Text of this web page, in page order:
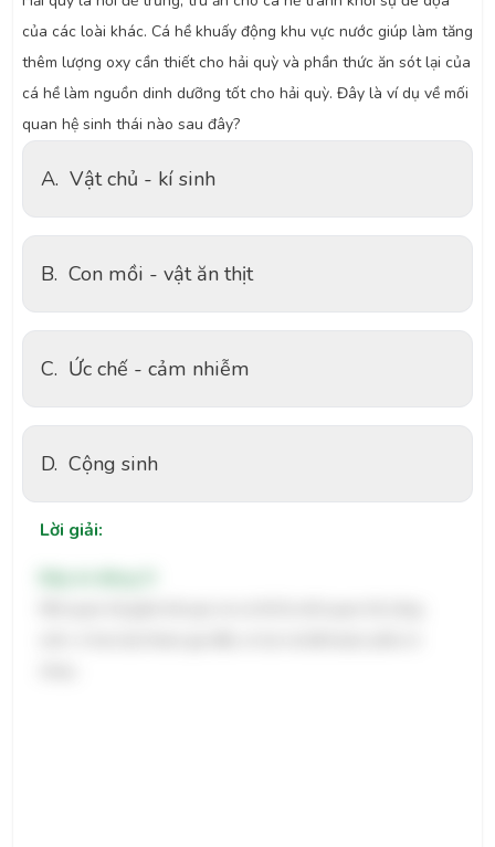
của các loài khác. Cá hề khuấy động khu vực nước giúp làm tăng
thêm lượng oxy cần thiết cho hải quỳ và phần thức ăn sót lại của
cá hề làm nguồn dinh dưỡng tốt cho hải quỳ. Đây là ví dụ về mối
quan hệ sinh thái nào sau đây?
A. Vật chủ - kí sinh
B. Con mồi - vật ăn thịt
C. Ức chế - cảm nhiễm
D. Cộng sinh
Lời giải: